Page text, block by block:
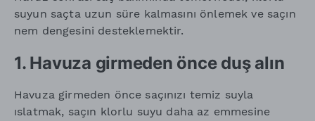
suyun saçta uzun süre kalmasını önlemek ve saçın
nem dengesini desteklemektir.
1. Havuza girmeden önce duş alın
Havuza girmeden önce saçınızı temiz suyla
ıslatmak, saçın klorlu suyu daha az emmesine